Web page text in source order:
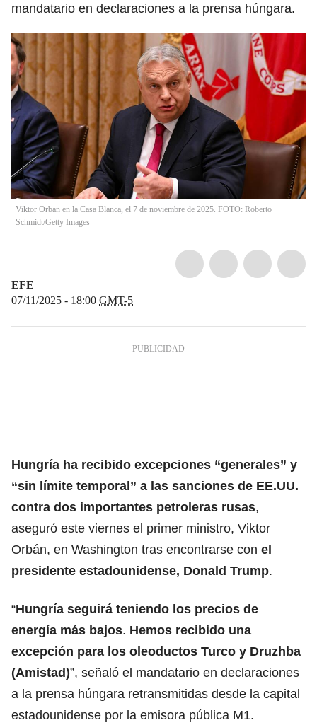
mandatario en declaraciones a la prensa húngara.
Viktor Orban en la Casa Blanca, el 7 de noviembre de 2025. FOTO: Roberto
Schmidt/Getty Images
EFE
07/11/2025 - 18:00 GMT-5
Hungría ha recibido excepciones “generales” y
“sin límite temporal” a las sanciones de EE.UU.
contra dos importantes petroleras rusas,
aseguró este viernes el primer ministro, Viktor
Orbán, en Washington tras encontrarse con el
presidente estadounidense, Donald Trump.
“Hungría seguirá teniendo los precios de
energía más bajos. Hemos recibido una
excepción para los oleoductos Turco y Druzhba
(Amistad)”, señaló el mandatario en declaraciones
a la prensa húngara retransmitidas desde la capital
estadounidense por la emisora pública M1.